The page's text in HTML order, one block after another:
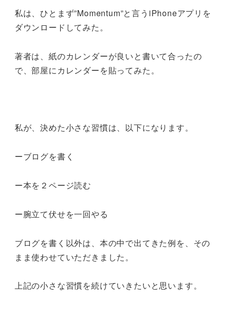
私は、ひとまず”Momentum”と言うiPhoneアプリを
ダウンロードしてみた。
著者は、紙のカレンダーが良いと書いて合ったの
で、部屋にカレンダーを貼ってみた。
私が、決めた小さな習慣は、以下になります。
ーブログを書く
ー本を２ページ読む
ー腕立て伏せを一回やる
ブログを書く以外は、本の中で出てきた例を、その
まま使わせていただきました。
上記の小さな習慣を続けていきたいと思います。